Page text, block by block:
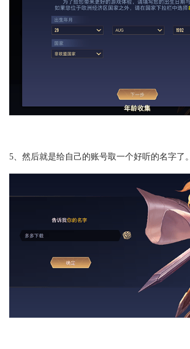
5、然后就是给自己的账号取一个好听的名字了。